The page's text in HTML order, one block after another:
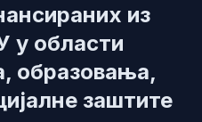
из
у области
образовања,
заштите